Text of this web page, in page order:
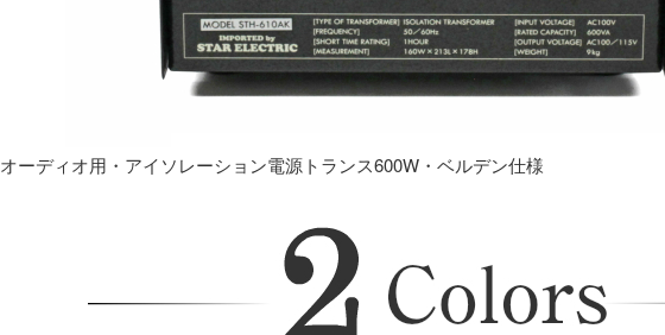
オーディオ用・アイソレーション電源トランス600W・ベルデン仕様